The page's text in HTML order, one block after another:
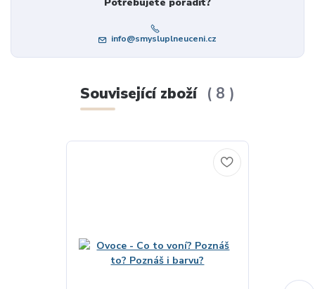
Potřebujete poradit?
info@smysluplneuceni.cz
Související zboží 8